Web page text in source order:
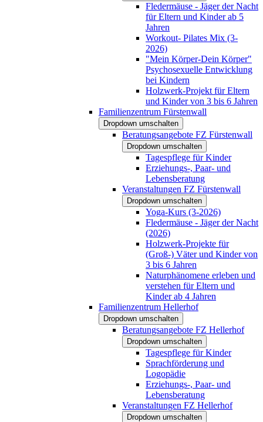
Fledermäuse - Jäger der Nacht
für Eltern und Kinder ab 5
Jahren
Workout- Pilates Mix (3-
2026)
"Mein Körper-Dein Körper"
Psychosexuelle Entwicklung
bei Kindern
Holzwerk-Projekt für Eltern
und Kinder von 3 bis 6 Jahren
Familienzentrum Fürstenwall
Dropdown umschalten
Beratungsangebote FZ Fürstenwall
Dropdown umschalten
Tagespflege für Kinder
Erziehungs-, Paar- und
Lebensberatung
Veranstaltungen FZ Fürstenwall
Dropdown umschalten
Yoga-Kurs (3-2026)
Fledermäuse - Jäger der Nacht
(2026)
Holzwerk-Projekte für
(Groß-) Väter und Kinder von
3 bis 6 Jahren
Naturphänomene erleben und
verstehen für Eltern und
Kinder ab 4 Jahren
Familienzentrum Hellerhof
Dropdown umschalten
Beratungsangebote FZ Hellerhof
Dropdown umschalten
Tagespflege für Kinder
Sprachförderung und
Logopädie
Erziehungs-, Paar- und
Lebensberatung
Veranstaltungen FZ Hellerhof
Dropdown umschalten